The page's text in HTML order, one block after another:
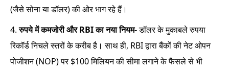
(जैसे सोना या डॉलर) की ओर भाग रहे हैं।
रुपये में कमजोरी और RBI का नया नियम-डॉलर के मुकाबले रुपया
रिकॉर्ड निचले स्तरों के करीब है। साथ ही, RBI द्वारा बैंकों की नेट ओपन
पोजीशन (NOP) पर $100 मिलियन की सीमा लगाने के फैसले से भी